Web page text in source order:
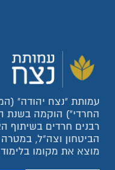
עמותת "נצח יהודה"
רבנים חרדים בשיתוף
הביטחון וצה"ל,
מוצא את מקומו